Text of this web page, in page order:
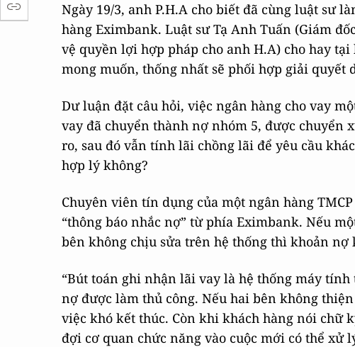
Ngày 19/3, anh P.H.A cho biết đã cùng luật sư
hàng Eximbank. Luật sư Tạ Anh Tuấn (Giám
vệ quyền lợi hợp pháp cho anh H.A) cho hay
mong muốn, thống nhất sẽ phối hợp giải quyết
Dư luận đặt câu hỏi, việc ngân hàng cho vay
vay đã chuyển thành nợ nhóm 5, được
ro, sau đó vẫn tính lãi chồng lãi để yêu cầu
hợp lý không?
Chuyên viên tín dụng của một ngân hàng
“thông báo nhắc nợ” từ phía Eximbank. Nếu
bên không chịu sửa trên hệ thống thì khoản
“Bút toán ghi nhận lãi vay là hệ thống máy
nợ được làm thủ công. Nếu hai bên không
việc khó kết thúc. Còn khi khách hàng nói chữ
đợi cơ quan chức năng vào cuộc mới có thể xử